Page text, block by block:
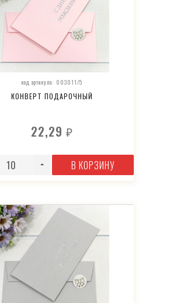
код артикула: 003011/5
КОНВЕРТ ПОДАРОЧНЫЙ
22,29₽
В КОРЗИНУ